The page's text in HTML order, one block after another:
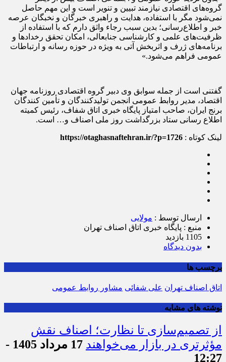
گروه‌های اقتصادی نیازمند تبیین و تنویر است و این مهم حاصل
نمی‌شود مگر با استفاده، هدایت و راهبری خبرگان و نخبگان عرصه
خبر و اطلاع‌رسانی؛ بدین سبب رجاء واثق دارم که با استفاده از
ظرفیت‌های علمی و کارشناسی جنابعالی، امکان تحقق رخدادها و
برنامه‌های ژرف و اثربخش آتی به ویژه در حوزه رسانه و ارتباطات
عمومی فراهم می‌شود.»
گفتنی است از جمله سوابق وی دبیر گروه اقتصادی روزنامه جهان
اقتصاد، مدیر روابط عمومی انجمن تولیدکنندگان و تأمین کنندگان
برنج ایران، صاحب امتیاز پایگاه خبری اتاق شفاف، رئیس کمیته
اطلاع رسانی ستاد بزرگداشت روز ملی اصناف و… است.
لینک کوتاه : https://otaghasnaftehran.ir/?p=1726
ارسال توسط : مولایی
منبع : پایگاه خبری اتاق اصناف تهران
1105 بازدید
بدون دیدگاه
برچسب ها
اتاق اصناف تهران علی شفائی مشاور روابط عمومی
نوشته های مشابه
از تصمیم‌سازی تا نظارت؛ اصناف نقش
مؤثرتری در بازار می‌خواهند
17 مرداد 1405 -
12:27